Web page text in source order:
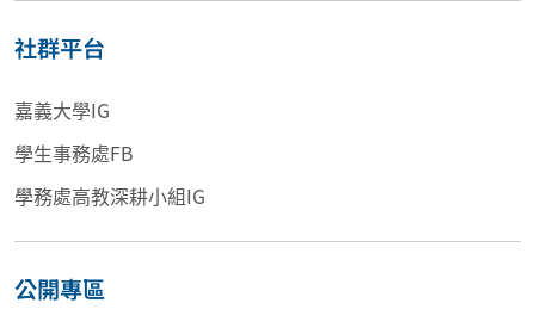
社群平台
嘉義大學IG
學生事務處FB
學務處高教深耕小組IG
公開專區